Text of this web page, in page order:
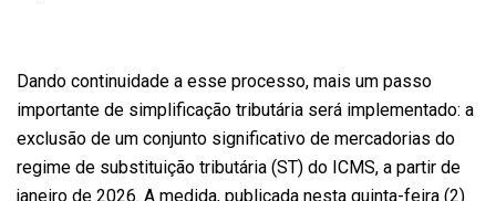
Dando continuidade a esse processo, mais um passo
importante de simplificação tributária será implementado: a
exclusão de um conjunto significativo de mercadorias do
regime de substituição tributária (ST) do ICMS, a partir de
janeiro de 2026. A medida, publicada nesta quinta-feira (2)